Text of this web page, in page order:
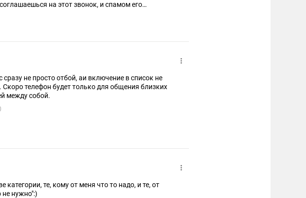
на этот звонок, и спамом его
сразу не просто отбой, аи включение в список не
телефон будет только для общения близких
между собой.
те, кому от меня что то надо, и те, от
нужно":)